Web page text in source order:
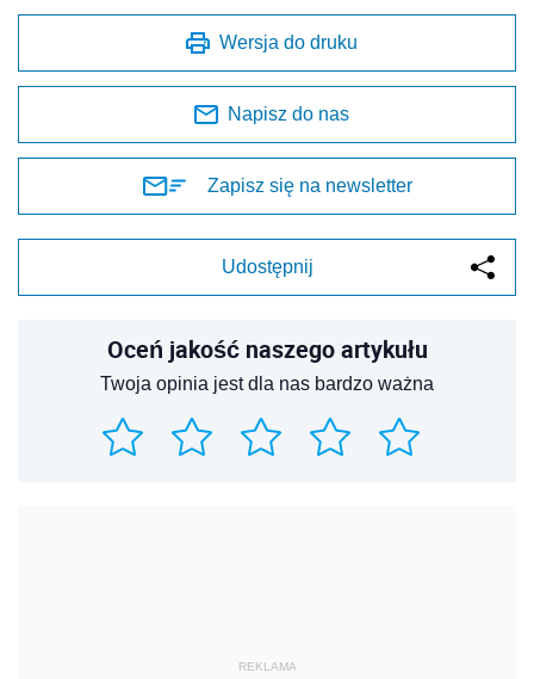
Wersja do druku
Napisz do nas
Zapisz się na newsletter
Udostępnij
Oceń jakość naszego artykułu
Twoja opinia jest dla nas bardzo ważna
REKLAMA